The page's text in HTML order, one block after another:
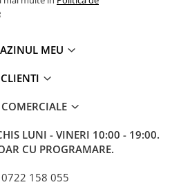
MEU
CLIENTI
LUNI - VINERI 10:00 - 19:00.
CU PROGRAMARE.
0722 158 055